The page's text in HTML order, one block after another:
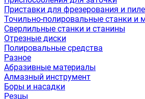
Приставки для фрезерования и
Точильно-полировальные станки и
Сверлильные станки и станины
Отрезные диски
Полировальные средства
Разное
Абразивные материалы
Алмазный инструмент
Боры и насадки
Резцы